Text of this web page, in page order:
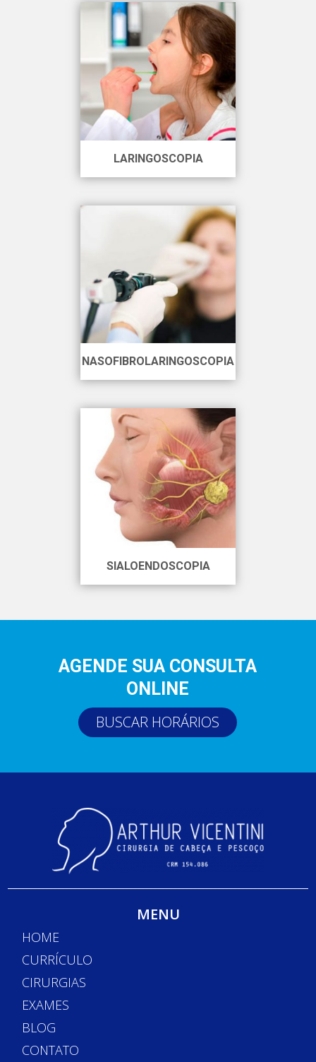
LARINGOSCOPIA
NASOFIBROLARINGOSCOPIA
SIALOENDOSCOPIA
AGENDE SUA CONSULTA
ONLINE
BUSCAR HORÁRIOS
MENU
HOME
CURRÍCULO
CIRURGIAS
EXAMES
BLOG
CONTATO